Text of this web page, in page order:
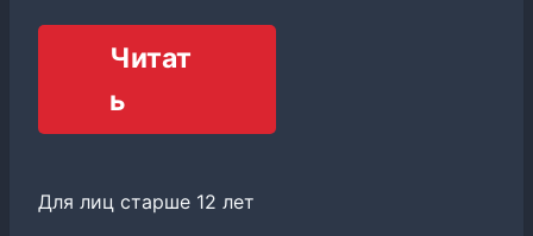
Читат
ь
Для лиц старше 12 лет